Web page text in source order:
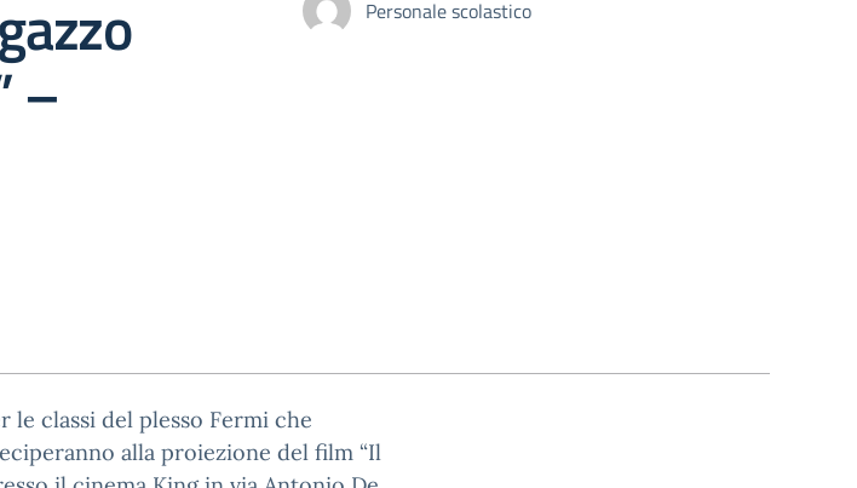
–
Personale scolastico
classi del plesso Fermi che
alla proiezione del film “Il